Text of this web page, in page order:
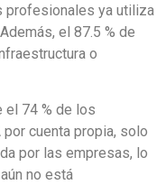
profesionales ya utiliza
el 87.5 % de
o
el 74 % de los
cuenta propia, solo
por las empresas, lo
no está